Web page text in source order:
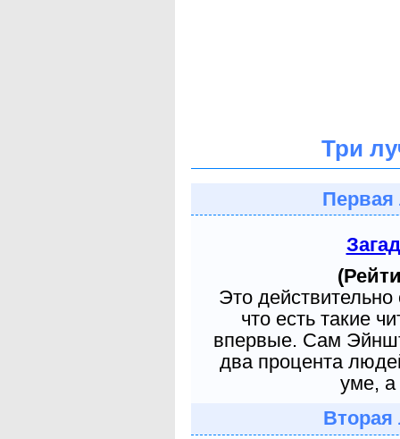
Три
Первая
Это
что есть такие
впервые. Сам
два процента
уме, а
Вторая